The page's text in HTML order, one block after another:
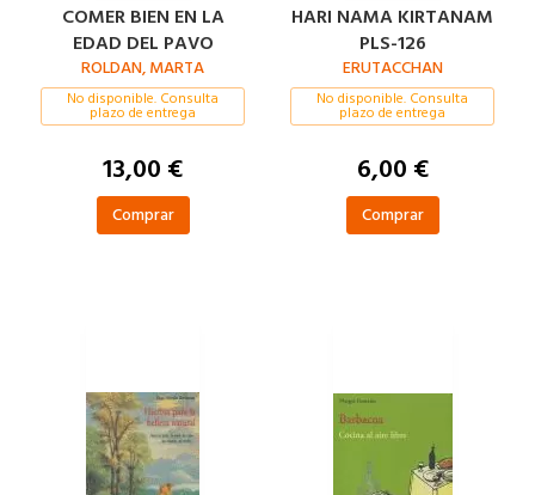
COMER BIEN EN LA
EDAD DEL PAVO
ROLDAN, MARTA
No disponible. Consulta
plazo de entrega
13,00 €
Comprar
HARI NAMA KIRTANAM
PLS-126
ERUTACCHAN
No disponible. Consulta
plazo de entrega
6,00 €
Comprar